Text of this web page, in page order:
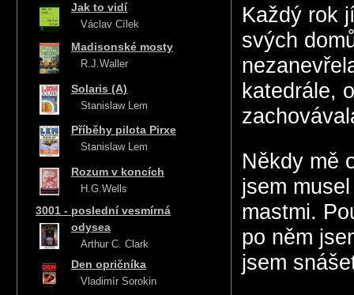
Jak to vidí
Václav Cílek
Madisonské mosty
R.J.Waller
Solaris (A)
Stanislaw Lem
Příběhy pilota Pirxe
Stanislaw Lem
Rozum v koncích
H.G.Wells
3001 - poslední vesmírná
odysea
Arthur C. Clark
Den opričníka
Vladimír Sorokin
Každý rok
svých
katedrále,
Někdy mě
jsem
mastmi.
po něm
jsem